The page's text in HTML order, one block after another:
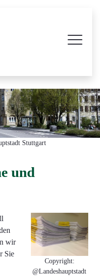
Stuttgart
und
wir
Sie
Copyright:
@Landeshauptstadt